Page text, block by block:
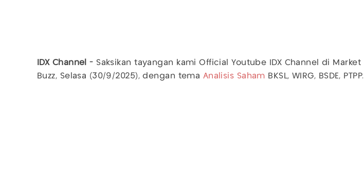
IDX Channel - Saksikan tayangan kami Official Youtube IDX Channel di Market
Buzz, Selasa (30/9/2025), dengan tema Analisis Saham BKSL, WIRG, BSDE, PTPP.